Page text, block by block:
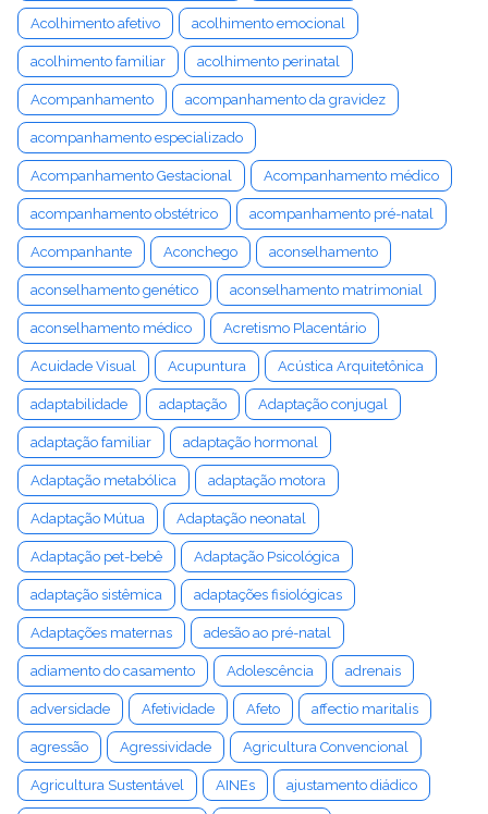
Acolhimento afetivo acolhimento emocional
acolhimento familiar acolhimento perinatal
Acompanhamento acompanhamento da gravidez
acompanhamento especializado
Acompanhamento Gestacional Acompanhamento médico
acompanhamento obstétrico acompanhamento pré-natal
Acompanhante Aconchego aconselhamento
aconselhamento genético aconselhamento matrimonial
aconselhamento médico Acretismo Placentário
Acuidade Visual Acupuntura Acústica Arquitetônica
adaptabilidade adaptação Adaptação conjugal
adaptação familiar adaptação hormonal
Adaptação metabólica adaptação motora
Adaptação Mútua Adaptação neonatal
Adaptação pet-bebê Adaptação Psicológica
adaptação sistêmica adaptações fisiológicas
Adaptações maternas adesão ao pré-natal
adiamento do casamento Adolescência adrenais
adversidade Afetividade Afeto affectio maritalis
agressão Agressividade Agricultura Convencional
Agricultura Sustentável AINEs ajustamento diádico